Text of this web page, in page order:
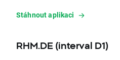
Stáhnout aplikaci
RHM.DE (interval D1)